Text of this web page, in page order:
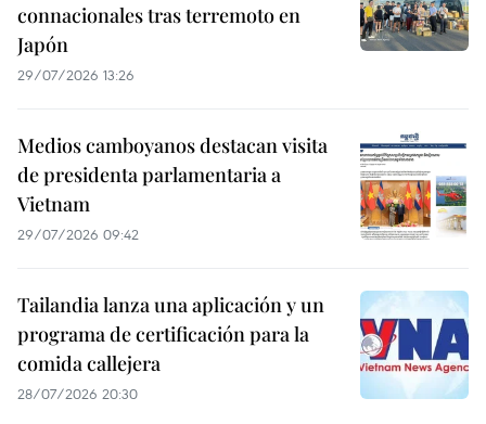
connacionales tras terremoto en
Japón
29/07/2026 13:26
Medios camboyanos destacan visita
de presidenta parlamentaria a
Vietnam
29/07/2026 09:42
Tailandia lanza una aplicación y un
programa de certificación para la
comida callejera
28/07/2026 20:30